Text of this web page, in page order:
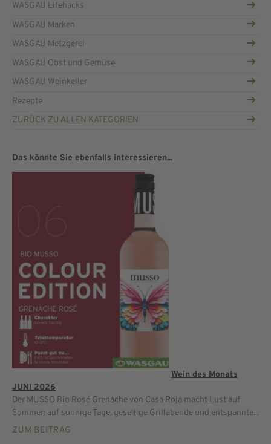
WASGAU Lifehacks
WASGAU Marken
WASGAU Metzgerei
WASGAU Obst und Gemüse
WASGAU Weinkeller
Rezepte
ZURÜCK ZU ALLEN KATEGORIEN
Das könnte Sie ebenfalls interessieren...
Wein des Monats
JUNI 2026
Der MUSSO Bio Rosé Grenache von Casa Roja macht Lust auf
Sommer: auf sonnige Tage, gesellige Grillabende und entspannte...
ZUM BEITRAG